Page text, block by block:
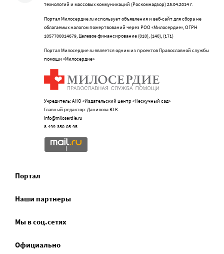
технологий и массовых коммуникаций (Роскомнадзор) 25.04.2014 г.
Портал Милосердие.ru использует объявления и веб-сайт для сбора не
облагаемых налогом пожертвований через РОО «Милосердие», ОГРН
1057700014679, Целевое финансирование (010), (140), (171)
Портал Милосердие.ru является одним из проектов Православной службы
помощи «Милосердие»
Учредитель: АНО «Издательский центр «Нескучный сад»
Главный редактор: Данилова Ю.К.
info@miloserdie.ru
8-499-350-05-95
Портал
Наши партнеры
Мы в соц.сетях
Официально